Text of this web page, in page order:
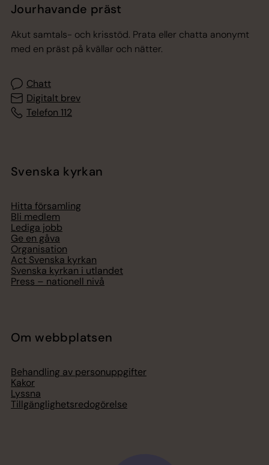
Jourhavande präst
Akut samtals- och krisstöd. Prata eller chatta anonymt
med en präst på kvällar och nätter.
Chatt
Digitalt brev
Telefon 112
Svenska kyrkan
Hitta församling
Bli medlem
Lediga jobb
Ge en gåva
Organisation
Act Svenska kyrkan
Svenska kyrkan i utlandet
Press – nationell nivå
Om webbplatsen
Behandling av personuppgifter
Kakor
Lyssna
Tillgänglighetsredogörelse